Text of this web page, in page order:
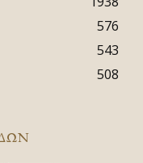
576
543
508